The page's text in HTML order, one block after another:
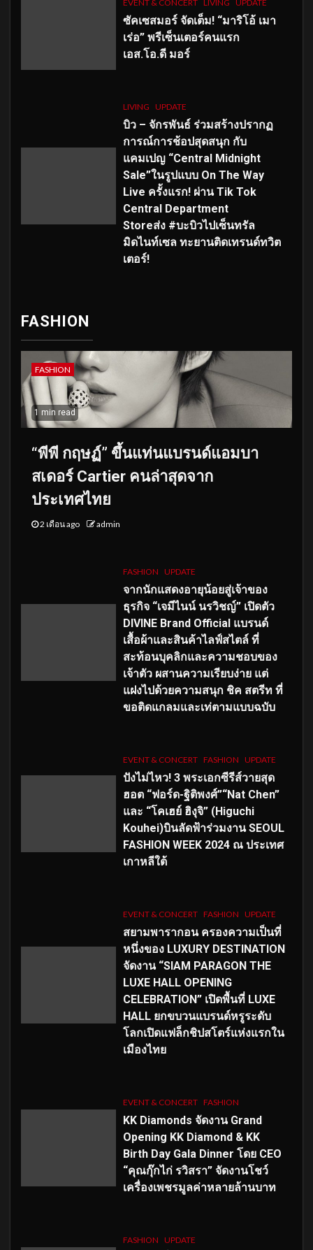
EVENT & CONCERT LIVING UPDATE
ซัคเซสมอร์ จัดเต็ม! “มาริโอ้ เมา
เร่อ” พรีเซ็นเตอร์คนแรก
เอส.โอ.ดี มอร์
LIVING UPDATE
บิว – จักรพันธ์ ร่วมสร้างปรากฏ
การณ์การช้อปสุดสนุก กับ
แคมเปญ “Central Midnight
Sale”ในรูปแบบ On The Way
Live ครั้งแรก! ผ่าน Tik Tok
Central Department
Storeส่ง #บะบิวไปเซ็นทรัล
มิดไนท์เซล ทะยานติดเทรนด์ทวิต
เตอร์!
FASHION
FASHION
1 min read
“พีพี กฤษฏ์” ขึ้นแท่นแบรนด์แอมบา
สเดอร์ Cartier คนล่าสุดจาก
ประเทศไทย
2 เดือน ago admin
FASHION UPDATE
จากนักแสดงอายุน้อยสู่เจ้าของ
ธุรกิจ “เจมีไนน์ นรวิชญ์” เปิดตัว
DIVINE Brand Official แบรนด์
เสื้อผ้าและสินค้าไลฟ์สไตล์ ที่
สะท้อนบุคลิกและความชอบของ
เจ้าตัว ผสานความเรียบง่าย แต่
แฝงไปด้วยความสนุก ชิค สตรีท ที่
ขอติดแกลมและเท่ตามแบบฉบับ
EVENT & CONCERT FASHION UPDATE
ปังไม่ไหว! 3 พระเอกซีรีส์วายสุด
ฮอต “ฟอร์ด-ฐิติพงศ์”“Nat Chen”
และ “โคเฮย์ ฮิงุจิ” (Higuchi
Kouhei)บินลัดฟ้าร่วมงาน SEOUL
FASHION WEEK 2024 ณ ประเทศ
เกาหลีใต้
EVENT & CONCERT FASHION UPDATE
สยามพารากอน ครองความเป็นที่
หนึ่งของ LUXURY DESTINATION
จัดงาน “SIAM PARAGON THE
LUXE HALL OPENING
CELEBRATION” เปิดพื้นที่ LUXE
HALL ยกขบวนแบรนด์หรูระดับ
โลกเปิดแฟล็กชิปสโตร์แห่งแรกใน
เมืองไทย
EVENT & CONCERT FASHION
KK Diamonds จัดงาน Grand
Opening KK Diamond & KK
Birth Day Gala Dinner โดย CEO
“คุณกุ๊กไก่ รวิสรา” จัดงานโชว์
เครื่องเพชรมูลค่าหลายล้านบาท
FASHION UPDATE